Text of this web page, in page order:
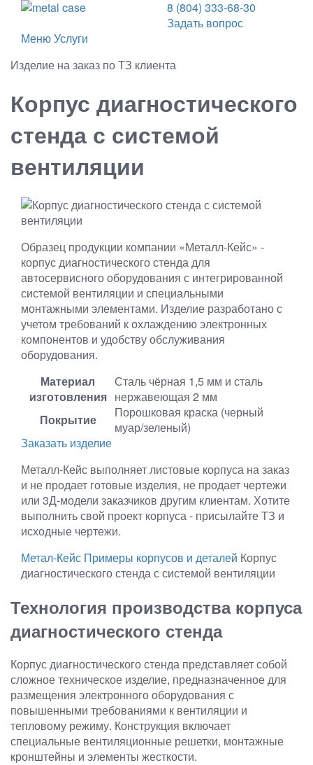
8 (804) 333-68-30
Задать вопрос
МенюУслуги
Изделие на заказ по ТЗ клиента
Корпус диагностического
стенда с системой
вентиляции
Образец продукции компании «Металл‑Кейс» -
корпус диагностического стенда для
автосервисного оборудования с интегрированной
системой вентиляции и специальными
монтажными элементами. Изделие разработано с
учетом требований к охлаждению электронных
компонентов и удобству обслуживания
оборудования.
Материал
изготовления
Сталь чёрная 1,5 мм и сталь
нержавеющая 2 мм
Покрытие
Порошковая краска (черный
муар/зеленый)
Заказать изделие
Металл-Кейс выполняет листовые корпуса на заказ
и не продает готовые изделия, не продает чертежи
или 3Д-модели заказчиков другим клиентам. Хотите
выполнить свой проект корпуса - присылайте ТЗ и
исходные чертежи.
Метал-Кейс Примеры корпусов и деталей Корпус
диагностического стенда с системой вентиляции
Технология производства корпуса
диагностического стенда
Корпус диагностического стенда представляет собой
сложное техническое изделие, предназначенное для
размещения электронного оборудования с
повышенными требованиями к вентиляции и
тепловому режиму. Конструкция включает
специальные вентиляционные решетки, монтажные
кронштейны и элементы жесткости.